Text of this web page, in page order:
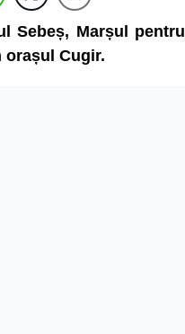
Sebeș, Marșul
orașul Cugir.